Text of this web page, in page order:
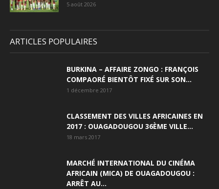
5 août 2026
ARTICLES POPULAIRES
BURKINA – AFFAIRE ZONGO : FRANÇOIS
COMPAORÉ BIENTÔT FIXÉ SUR SON...
1 décembre 2017
CLASSEMENT DES VILLES AFRICAINES EN
2017 : OUAGADOUGOU 36ÈME VILLE...
18 mars 2017
MARCHÉ INTERNATIONAL DU CINÉMA
AFRICAIN (MICA) DE OUAGADOUGOU :
ARRÊT AU...